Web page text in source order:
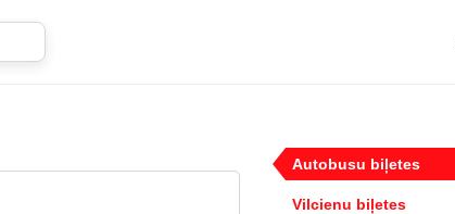
Autobusu biļetes
Vilcienu biļetes